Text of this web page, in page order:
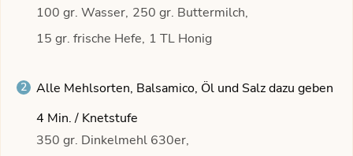
100 gr. Wasser, 250 gr. Buttermilch,
15 gr. frische Hefe, 1 TL Honig
Alle Mehlsorten, Balsamico, Öl und Salz dazu geben
4 Min. / Knetstufe
350 gr. Dinkelmehl 630er,